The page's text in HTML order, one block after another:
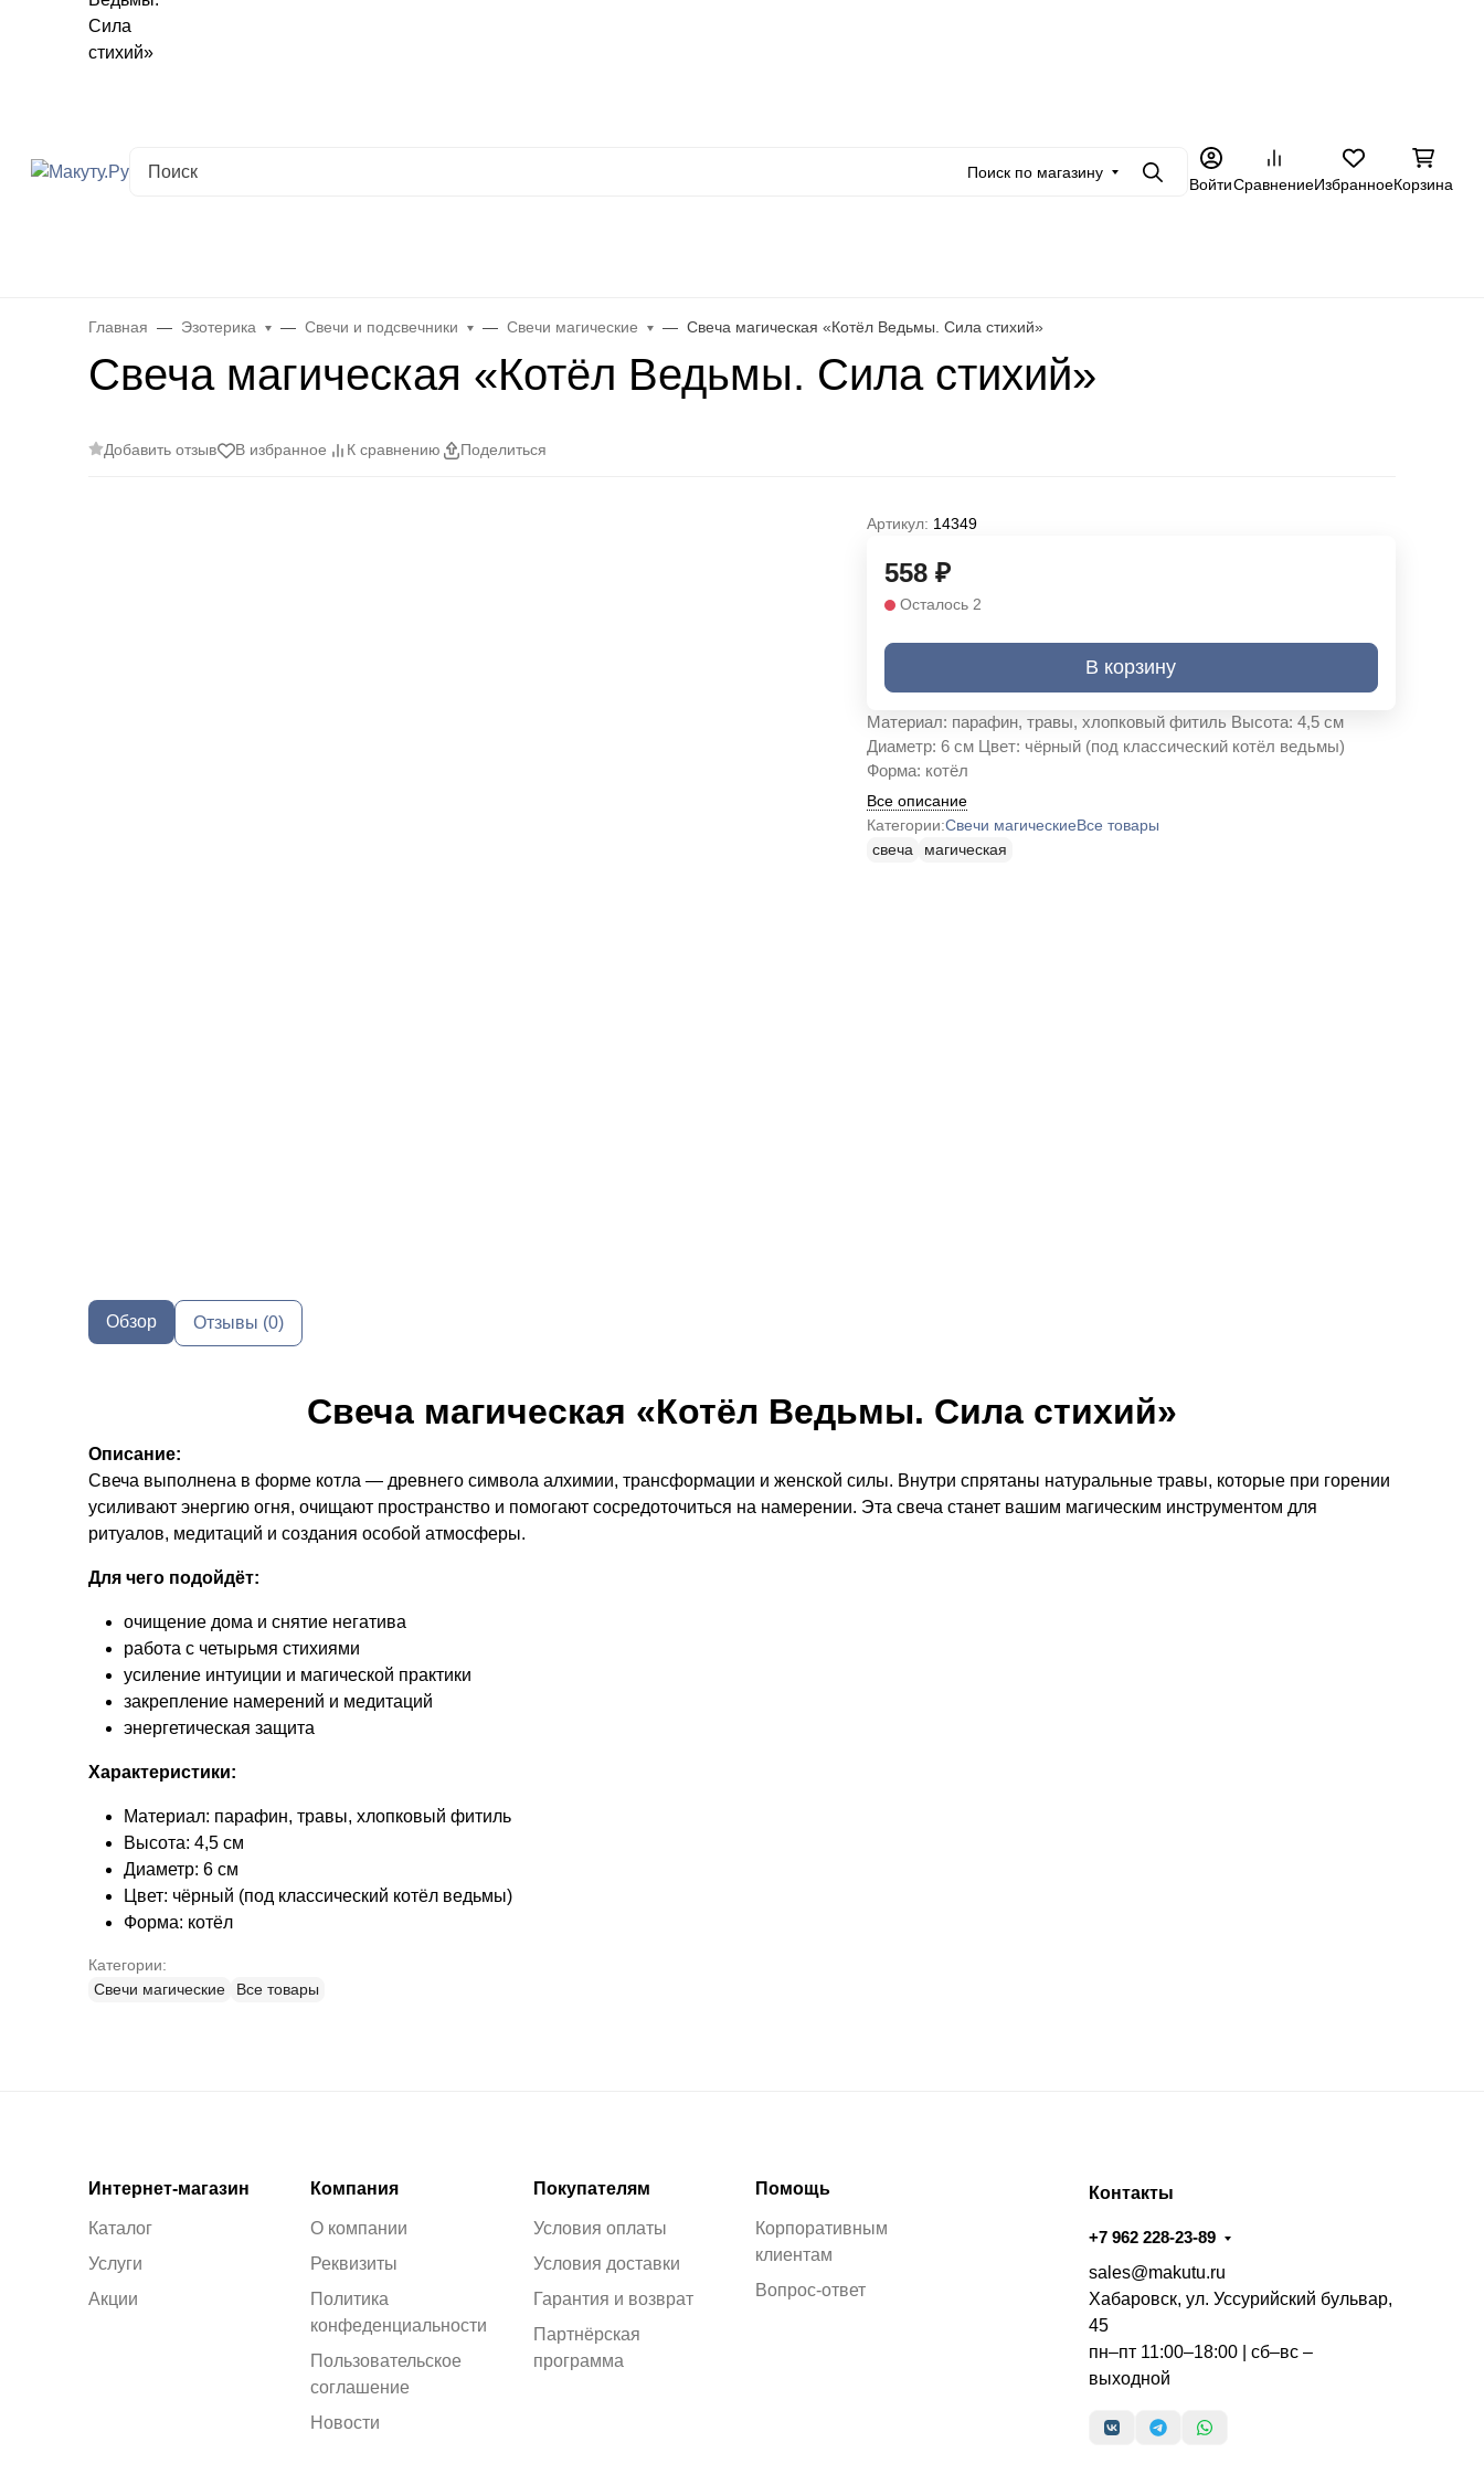
Поиск по магазину
ПоискВойтиСравнениеИзбранноеКорзина
Главная Эзотерика Свечи и подсвечники Свечи магические Свеча магическая «Котёл Ведьмы. Сила стихий»
Свеча магическая «Котёл Ведьмы. Сила стихий»
Добавить отзыв В избранное К сравнению Поделиться
Артикул: 14349
558 ₽
Осталось 2
В корзину
Материал: парафин, травы, хлопковый фитиль Высота: 4,5 см
Диаметр: 6 см Цвет: чёрный (под классический котёл ведьмы)
Форма: котёл ​
Все описание
Категории:Свечи магическиеВсе товары
свеча
магическая
Обзор Отзывы (0)
Свеча магическая «Котёл Ведьмы. Сила стихий»
Описание:
Свеча выполнена в форме котла — древнего символа алхимии, трансформации и женской силы. Внутри спрятаны натуральные травы, которые при горении
усиливают энергию огня, очищают пространство и помогают сосредоточиться на намерении. Эта свеча станет вашим магическим инструментом для
ритуалов, медитаций и создания особой атмосферы.
Для чего подойдёт:
очищение дома и снятие негатива
работа с четырьмя стихиями
усиление интуиции и магической практики
закрепление намерений и медитаций
энергетическая защита
Характеристики:
Материал: парафин, травы, хлопковый фитиль
Высота: 4,5 см
Диаметр: 6 см
Цвет: чёрный (под классический котёл ведьмы)
Форма: котёл
Категории:
Свечи магические
Все товары
Интернет-магазин
Каталог
Услуги
Акции
Компания
О компании
Реквизиты
Политика
конфеденциальности
Пользовательское
соглашение
Новости
Покупателям
Условия оплаты
Условия доставки
Гарантия и возврат
Партнёрская
программа
Помощь
Корпоративным
клиентам
Вопрос-ответ
Контакты
+7 962 228-23-89
sales@makutu.ru
Хабаровск, ул. Уссурийский бульвар,
45
пн–пт 11:00–18:00 | сб–вс –
выходной